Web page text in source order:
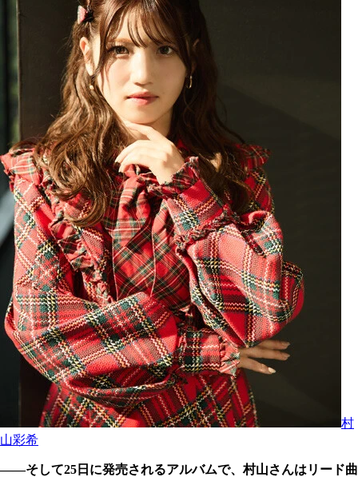
村
山彩希
――そして25日に発売されるアルバムで、村山さんはリード曲